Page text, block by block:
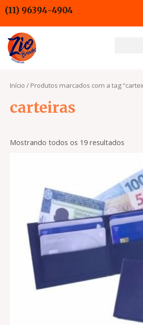
para
o
conteúdo
(11) 96394-4904
Início / Produtos marcados com a tag
carteiras
Mostrando todos os 19 resultados